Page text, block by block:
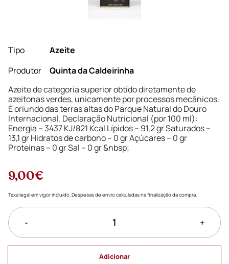
Tipo
Azeite
Produtor
Quinta da Caldeirinha
Azeite de categoria superior obtido diretamente de
azeitonas verdes, unicamente por processos mecânicos.
É oriundo das terras altas do Parque Natural do Douro
Internacional. Declaração Nutricional (por 100 ml):
Energia – 3437 KJ/821 Kcal Lípidos – 91,2 gr Saturados –
13,1 gr Hidratos de carbono – 0 gr Açúcares – 0 gr
Proteínas – 0 gr Sal – 0 gr &nbsp;
9,00€
Taxa legal em vigor incluído. Despesas de envio calculadas na finalização da compra.
- +
Adicionar